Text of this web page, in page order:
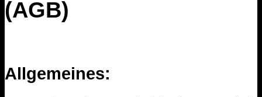
(AGB)
Allgemeines: